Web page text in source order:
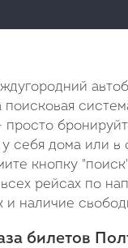
просто
себя дома или
кнопку
рейсах по
и наличие
билетов